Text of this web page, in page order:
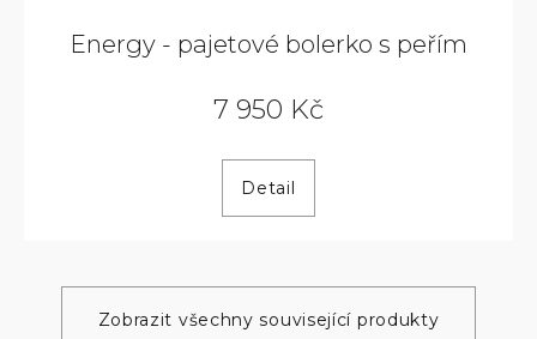
Energy - pajetové bolerko s peřím
7 950 Kč
Detail
Zobrazit všechny související produkty